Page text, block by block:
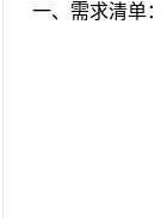
一、需求清单：